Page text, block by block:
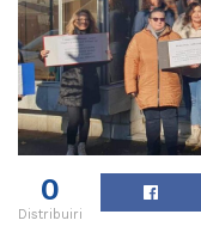
0
Distribuiri